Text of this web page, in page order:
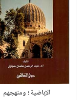
الإباضية ؛ ومنهجهم